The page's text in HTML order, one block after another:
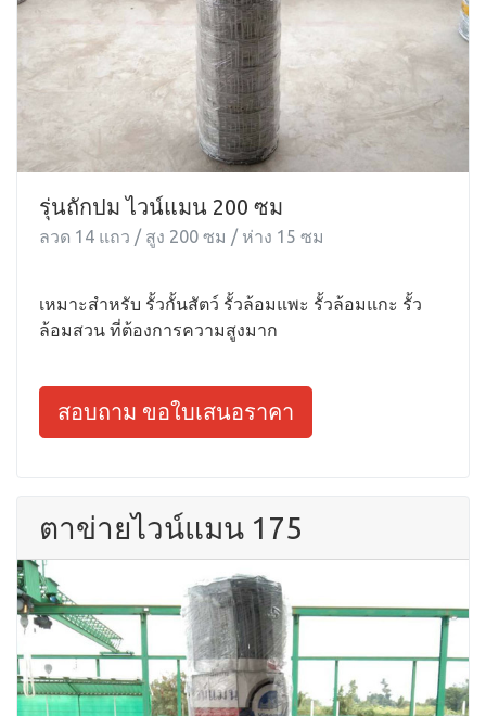
รุ่นถักปม ไวน์แมน 200 ซม
ลวด 14 แถว / สูง 200 ซม / ห่าง 15 ซม
เหมาะสำหรับ รั้วกั้นสัตว์ รั้วล้อมแพะ รั้วล้อมแกะ รั้ว
ล้อมสวน ที่ต้องการความสูงมาก
สอบถาม ขอใบเสนอราคา
ตาข่ายไวน์แมน 175